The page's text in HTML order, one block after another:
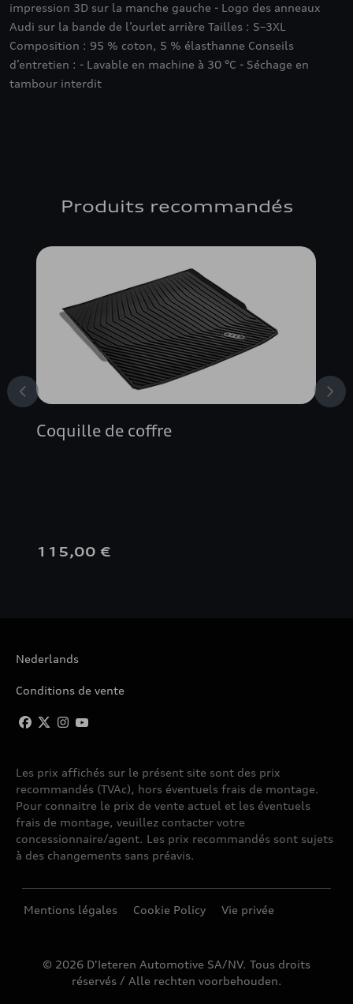
impression 3D sur la manche gauche - Logo des anneaux
Audi sur la bande de l’ourlet arrière Tailles : S–3XL
Composition : 95 % coton, 5 % élasthanne Conseils
d’entretien : - Lavable en machine à 30 °C - Séchage en
tambour interdit
Produits recommandés
Coquille de coffre
115,00 €
Nederlands
Conditions de vente
Les prix affichés sur le présent site sont des prix
recommandés (TVAc), hors éventuels frais de montage.
Pour connaitre le prix de vente actuel et les éventuels
frais de montage, veuillez contacter votre
concessionnaire/agent. Les prix recommandés sont sujets
à des changements sans préavis.
Mentions légales Cookie Policy Vie privée
© 2026 D'Ieteren Automotive SA/NV. Tous droits
réservés / Alle rechten voorbehouden.